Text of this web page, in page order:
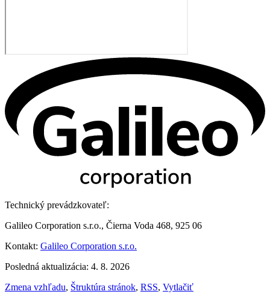
Technický prevádzkovateľ:
Galileo Corporation s.r.o., Čierna Voda 468, 925 06
Kontakt: Galileo Corporation s.r.o.
Posledná aktualizácia: 4. 8. 2026
Zmena vzhľadu, Štruktúra stránok, RSS, Vytlačiť